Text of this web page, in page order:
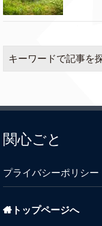
キーワードで記事を
関心ごと
プライバシーポリシー
トップページへ